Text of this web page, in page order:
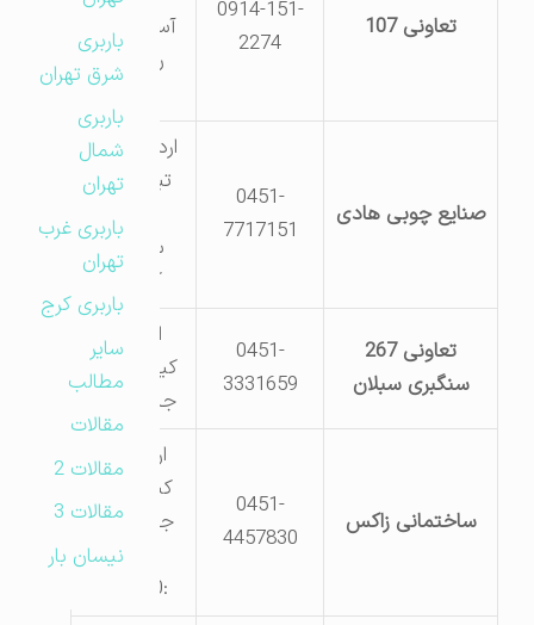
تعاونی 107
0914-151-
2274
آستاراجنب
روستای
صنایع چوبی هادی
0451-
7717151
اردبیل – ج
سنگبری
کیانیان
تعاونی 267
سنگبری سبلان
0451-
3331659
اردبیل-
جاده مغان
ساختمانی زاکس
0451-
4457830
اردبیل –
جاده تبریز
باربری
شرق تهران
باربری
شمال
تهران
باربری غرب
تهران
باربری کرج
سایر
مطالب
مقالات
مقالات 2
مقالات 3
نیسان بار